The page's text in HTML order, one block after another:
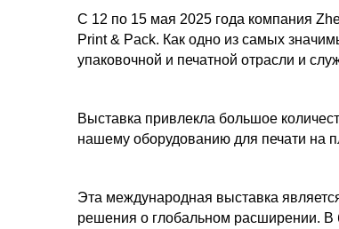
С 12 по 15 мая 2025 года компания
Print & Pack. Как одно из самых
упаковочной и печатной отрасли и
Выставка привлекла большое
нашему оборудованию для печати на
Эта международная выставка
решения о глобальном расширении. В